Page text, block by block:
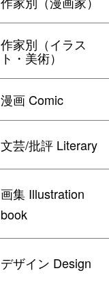
作家別（イラス
ト・美術）
漫画 Comic
文芸/批評 Literary
画集 Illustration
book
デザイン Design